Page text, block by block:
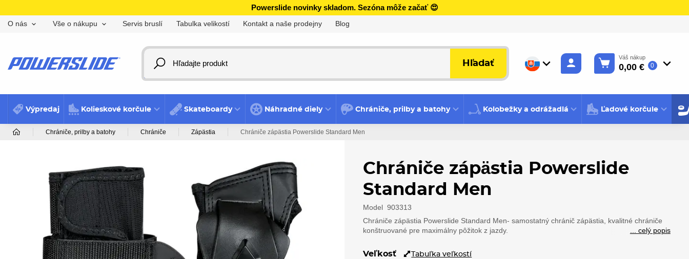
Powerslide novinky skladom. Sezóna môže začať 😍
O nás Vše o nákupu Servis bruslí Tabulka velikostí Kontakt a naše prodejny Blog
Hľadať
Váš nákup
0,00 € 0
Výpredaj Kolieskové korčule Skateboardy Náhradné diely Chrániče, prilby a batohy Kolobežky a odrážadlá Ľadové korčule
Chrániče, prilby a batohy Chrániče Zápästia Chrániče zápästia Powerslide Standard Men
Chrániče zápästia Powerslide
Standard Men
Model 903313
Chrániče zápästia Powerslide Standard Men- samostatný chránič zápästia, kvalitné chrániče
konštruované pre maximálny pôžitok z jazdy.
... celý popis
Veľkosť Tabuľka veľkostí